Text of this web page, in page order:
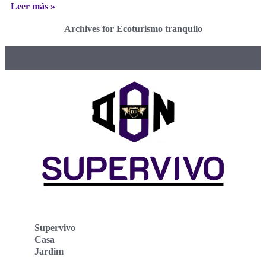
Leer más »
Archives for Ecoturismo tranquilo
Supervivo
Casa
Jardim